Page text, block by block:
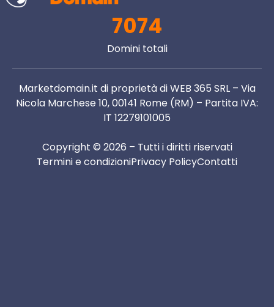
7074
Domini totali
Marketdomain.it di proprietà di WEB 365 SRL – Via
Nicola Marchese 10, 00141 Rome (RM) – Partita IVA:
IT 12279101005
Copyright © 2026 – Tutti i diritti riservati
Termini e condizioniPrivacy PolicyContatti